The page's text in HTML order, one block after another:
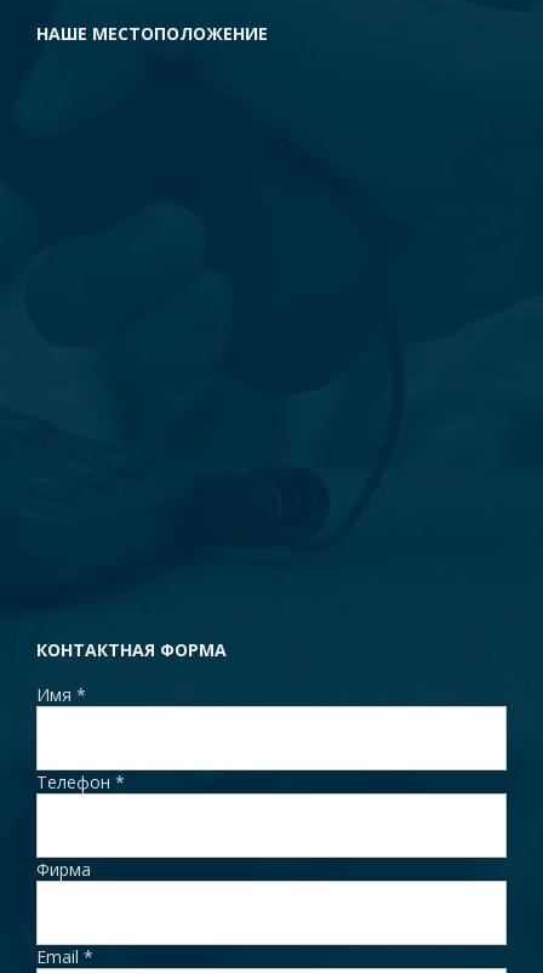
НАШЕ МЕСТОПОЛОЖЕНИЕ
КОНТАКТНАЯ ФОРМА
Имя *
Телефон *
Фирма
Email *